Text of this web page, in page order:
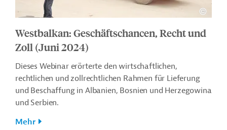
Westbalkan: Geschäftschancen, Recht und
Zoll (Juni 2024)
Dieses Webinar erörterte den wirtschaftlichen,
rechtlichen und zollrechtlichen Rahmen für Lieferung
und Beschaffung in Albanien, Bosnien und Herzegowina
und Serbien.
Mehr